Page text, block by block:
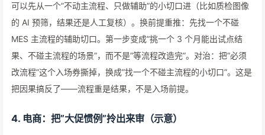
可以先从一个”不动主流程、只做辅助”的小切口进（比如质检图像
的 AI 预筛，结果还是人工复核）。换前提重推：先找一个不碰
MES 主流程的辅助切口。第一步变成”挑一个 3 个月能出试点结
果、不碰主流程的场景”，而不是”等流程改造完”。对治：把”必须
改流程”这个入场券撕掉，换成”找一个不碰主流程的小切口”。这是
把因果搞反了——流程重是结果，不是入场前提。
4. 电商：把”大促惯例”拎出来审（示意）